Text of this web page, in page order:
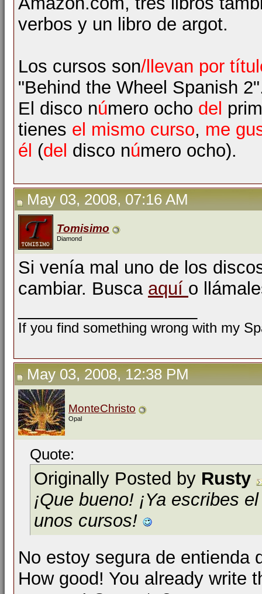
verbos y un libro de argot.
Los cursos son/llevan por
"Behind the Wheel Spanish
El disco número ocho del
tienes el mismo curso, me
él (del disco número ocho).
May 03, 2008, 07:16 AM
Tomisimo
Diamond
Si venía mal uno de los
cambiar. Busca aquí o
If you find something wrong with my
May 03, 2008, 12:38 PM
MonteChristo
Opal
Quote:
Originally Posted by Rusty
¡Que bueno! ¡Ya escribes
unos cursos!
No estoy segura de entienda
How good! You already write